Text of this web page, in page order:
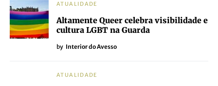
ATUALIDADE
Altamente Queer celebra visibilidade e
cultura LGBT na Guarda
by Interior do Avesso
ATUALIDADE